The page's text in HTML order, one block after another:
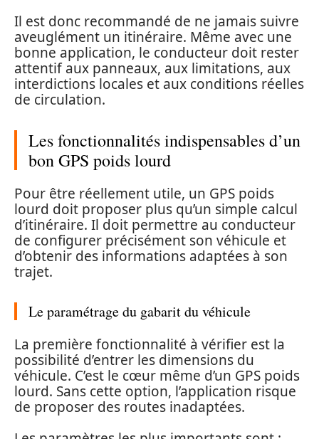
Il est donc recommandé de ne jamais suivre
aveuglément un itinéraire. Même avec une
bonne application, le conducteur doit rester
attentif aux panneaux, aux limitations, aux
interdictions locales et aux conditions réelles
de circulation.
Les fonctionnalités indispensables d’un
bon GPS poids lourd
Pour être réellement utile, un GPS poids
lourd doit proposer plus qu’un simple calcul
d’itinéraire. Il doit permettre au conducteur
de configurer précisément son véhicule et
d’obtenir des informations adaptées à son
trajet.
Le paramétrage du gabarit du véhicule
La première fonctionnalité à vérifier est la
possibilité d’entrer les dimensions du
véhicule. C’est le cœur même d’un GPS poids
lourd. Sans cette option, l’application risque
de proposer des routes inadaptées.